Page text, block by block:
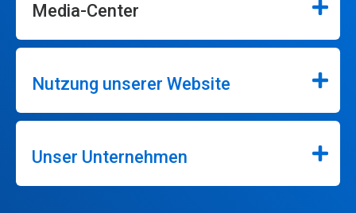
Media-Center
Nutzung unserer Website
Unser Unternehmen